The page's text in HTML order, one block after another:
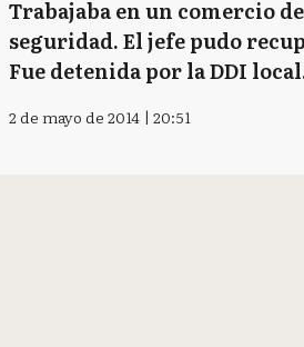
Trabajaba en un comercio
seguridad. El jefe pudo
Fue detenida por la DDI
2 de mayo de 2014 | 20:51